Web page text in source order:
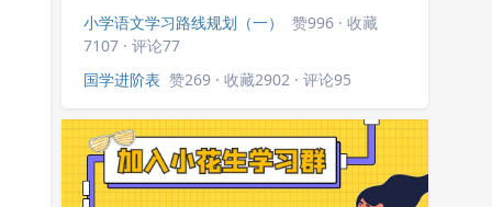
小学语文学习路线规划（一）
赞996 · 收藏
7107 · 评论77
国学进阶表 赞269 · 收藏2902 · 评论95